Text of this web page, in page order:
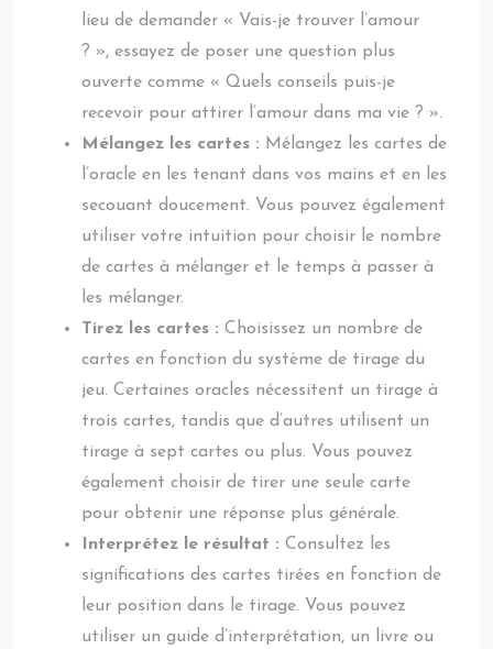
lieu de demander « Vais-je trouver l’amour
? », essayez de poser une question plus
ouverte comme « Quels conseils puis-je
recevoir pour attirer l’amour dans ma vie ? ».
Mélangez les cartes : Mélangez les cartes de
l’oracle en les tenant dans vos mains et en les
secouant doucement. Vous pouvez également
utiliser votre intuition pour choisir le nombre
de cartes à mélanger et le temps à passer à
les mélanger.
Tirez les cartes : Choisissez un nombre de
cartes en fonction du système de tirage du
jeu. Certaines oracles nécessitent un tirage à
trois cartes, tandis que d’autres utilisent un
tirage à sept cartes ou plus. Vous pouvez
également choisir de tirer une seule carte
pour obtenir une réponse plus générale.
Interprétez le résultat : Consultez les
significations des cartes tirées en fonction de
leur position dans le tirage. Vous pouvez
utiliser un guide d’interprétation, un livre ou